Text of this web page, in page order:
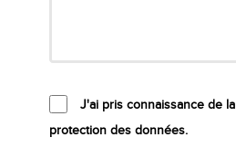
J'ai pris connaissance de
protection des données.